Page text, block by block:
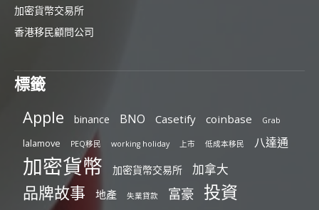
加密貨幣交易所
香港移民顧問公司
標籤
Apple binance BNO Casetify coinbase Grab
lalamove PEQ移民 working holiday 上市 低成本移民 八達通
加密貨幣 加密貨幣交易所 加拿大
品牌故事 地產 失業貸款 富豪 投資